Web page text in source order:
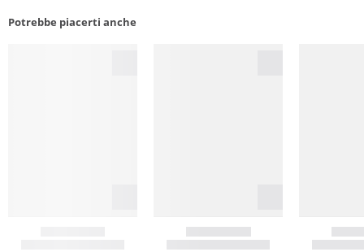
Potrebbe piacerti anche